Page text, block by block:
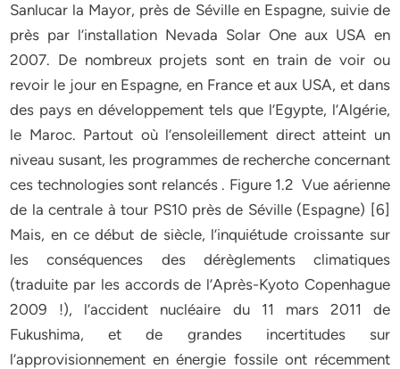
Sanlucar la Mayor, près de Séville en Espagne, suivie de
près par l’installation Nevada Solar One aux USA en
2007. De nombreux projets sont en train de voir ou
revoir le jour en Espagne, en France et aux USA, et dans
des pays en développement tels que l’Egypte, l’Algérie,
le Maroc. Partout où l’ensoleillement direct atteint un
niveau susant, les programmes de recherche concernant
ces technologies sont relancés . Figure 1.2 Vue aérienne
de la centrale à tour PS10 près de Séville (Espagne) [6]
Mais, en ce début de siècle, l’inquiétude croissante sur
les conséquences des dérèglements climatiques
(traduite par les accords de l’Après-Kyoto Copenhague
2009 !), l’accident nucléaire du 11 mars 2011 de
Fukushima, et de grandes incertitudes sur
l’approvisionnement en énergie fossile ont récemment